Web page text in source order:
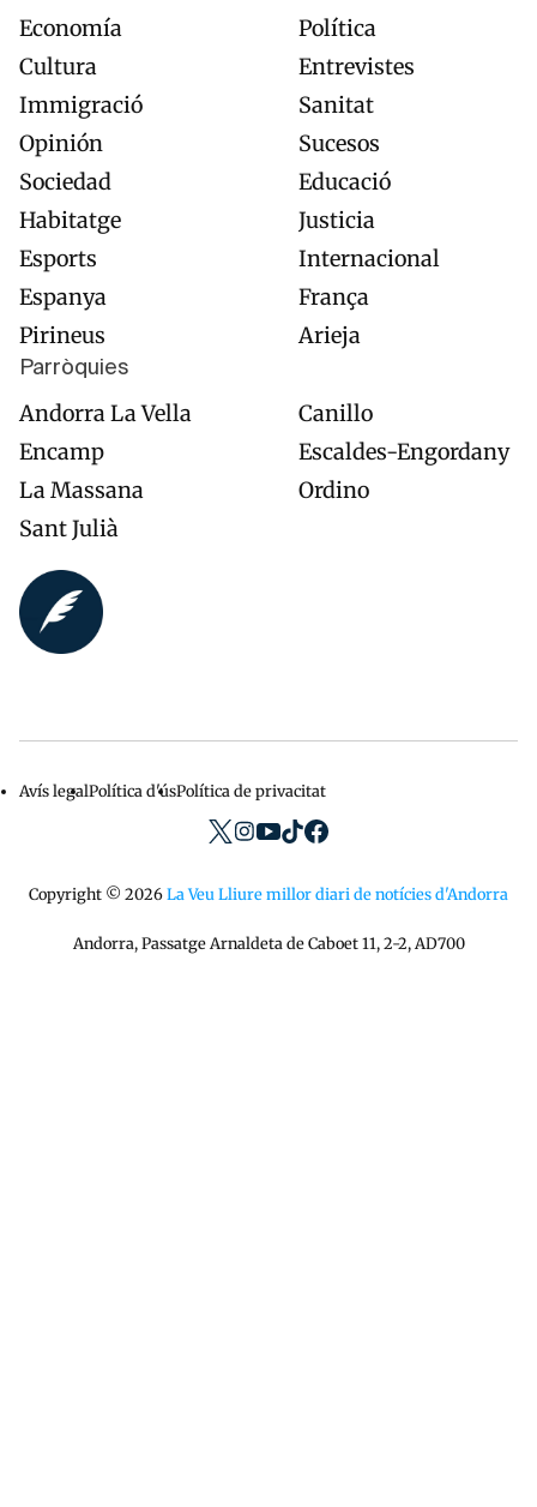
Economía
Política
Cultura
Entrevistes
Immigració
Sanitat
Opinión
Sucesos
Sociedad
Educació
Habitatge
Justicia
Esports
Internacional
Espanya
França
Pirineus
Arieja
Parròquies
Andorra La Vella
Canillo
Encamp
Escaldes-Engordany
La Massana
Ordino
Sant Julià
Menu
Avís legalPolítica d'úsPolítica de privacitat
Copyright © 2026La Veu Lliure millor diari de notícies d'Andorra
Andorra, Passatge Arnaldeta de Caboet 11, 2-2, AD700